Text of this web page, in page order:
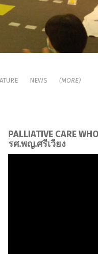
NEWS (MORE)
PALLIATIVE CARE
รศ.พญ.ศรีเวียง